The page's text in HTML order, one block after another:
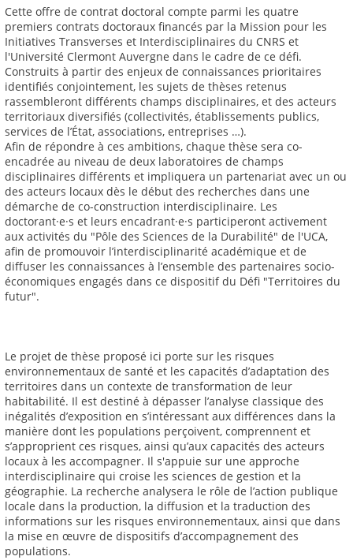
Cette offre de contrat doctoral compte parmi les quatre
premiers contrats doctoraux financés par la Mission pour les
Initiatives Transverses et Interdisciplinaires du CNRS et
l'Université Clermont Auvergne dans le cadre de ce défi.
Construits à partir des enjeux de connaissances prioritaires
identifiés conjointement, les sujets de thèses retenus
rassembleront différents champs disciplinaires, et des acteurs
territoriaux diversifiés (collectivités, établissements publics,
services de l’État, associations, entreprises …).
Afin de répondre à ces ambitions, chaque thèse sera co-
encadrée au niveau de deux laboratoires de champs
disciplinaires différents et impliquera un partenariat avec un ou
des acteurs locaux dès le début des recherches dans une
démarche de co-construction interdisciplinaire. Les
doctorant·e·s et leurs encadrant·e·s participeront activement
aux activités du "Pôle des Sciences de la Durabilité" de l'UCA,
afin de promouvoir l’interdisciplinarité académique et de
diffuser les connaissances à l’ensemble des partenaires socio-
économiques engagés dans ce dispositif du Défi "Territoires du
futur".
Le projet de thèse proposé ici porte sur les risques
environnementaux de santé et les capacités d’adaptation des
territoires dans un contexte de transformation de leur
habitabilité. Il est destiné à dépasser l’analyse classique des
inégalités d’exposition en s’intéressant aux différences dans la
manière dont les populations perçoivent, comprennent et
s’approprient ces risques, ainsi qu’aux capacités des acteurs
locaux à les accompagner. Il s'appuie sur une approche
interdisciplinaire qui croise les sciences de gestion et la
géographie. La recherche analysera le rôle de l’action publique
locale dans la production, la diffusion et la traduction des
informations sur les risques environnementaux, ainsi que dans
la mise en œuvre de dispositifs d’accompagnement des
populations.